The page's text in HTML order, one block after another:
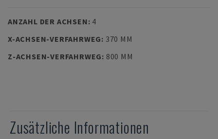
ANZAHL DER ACHSEN: 4
X-ACHSEN-VERFAHRWEG: 370 MM
Z-ACHSEN-VERFAHRWEG: 800 MM
Zusätzliche Informationen